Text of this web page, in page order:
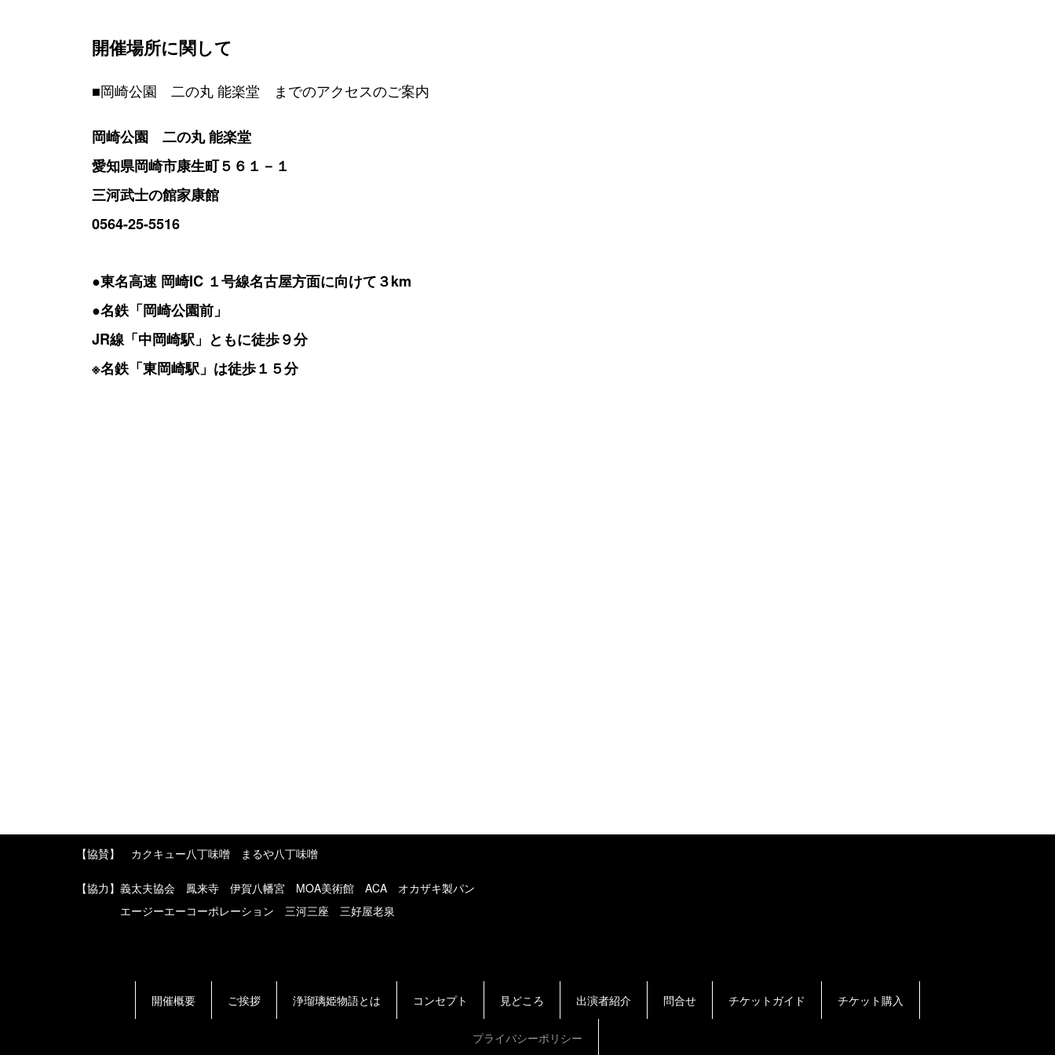
開催場所に関して
■岡崎公園 二の丸 能楽堂 までのアクセスのご案内
岡崎公園 二の丸 能楽堂
愛知県岡崎市康生町５６１－１
三河武士の館家康館
0564-25-5516
●東名高速 岡崎IC １号線名古屋方面に向けて３km
●名鉄「岡崎公園前」
JR線「中岡崎駅」ともに徒歩９分
※名鉄「東岡崎駅」は徒歩１５分
【協賛】 カクキュー八丁味噌 まるや八丁味噌
【協力】義太夫協会 鳳来寺 伊賀八幡宮 MOA美術館 ACA オカザキ製パン
エージーエーコーポレーション 三河三座 三好屋老泉
開催概要 ご挨拶 浄瑠璃姫物語とは コンセプト 見どころ 出演者紹介 問合せ チケットガイド チケット購入
プライバシーポリシー